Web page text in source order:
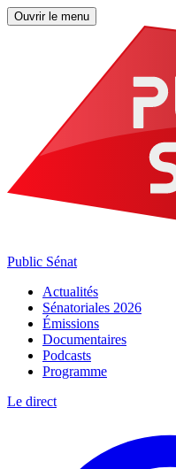
Ouvrir le menu
Public Sénat
Actualités
Sénatoriales 2026
Émissions
Documentaires
Podcasts
Programme
Le direct